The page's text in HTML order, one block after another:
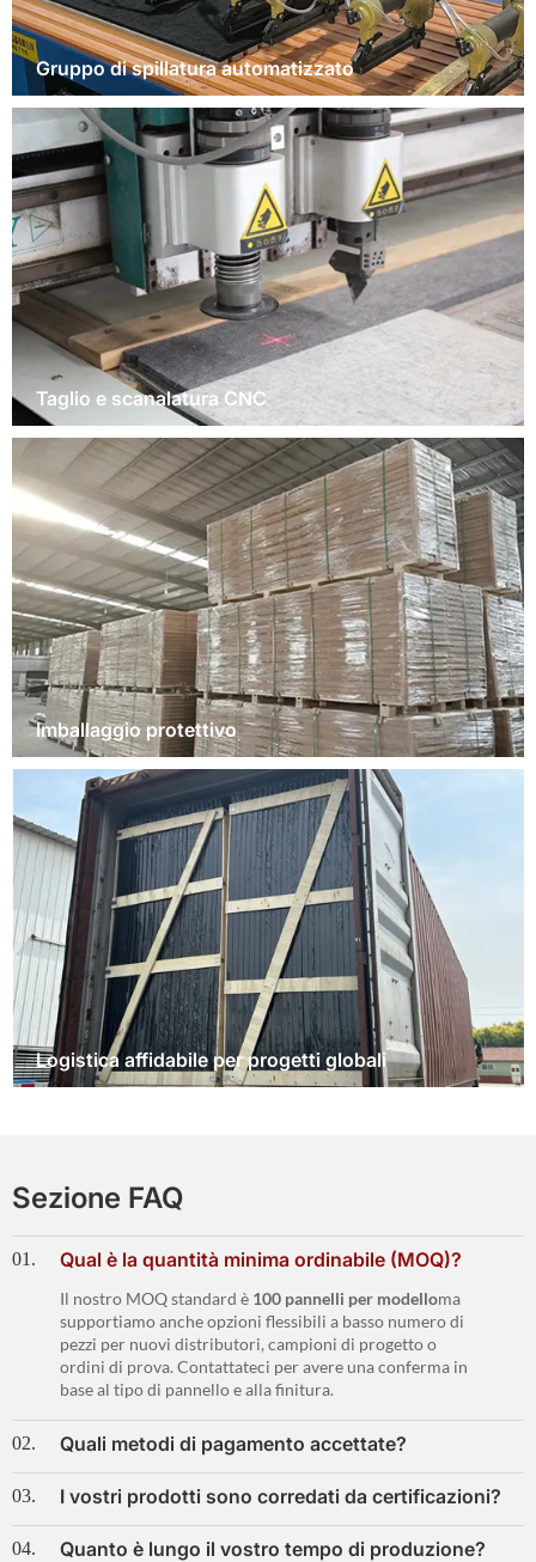
Gruppo di spillatura automatizzato
Taglio e scanalatura CNC
Imballaggio protettivo
Logistica affidabile per progetti globali
Sezione FAQ
01. Qual è la quantità minima ordinabile (MOQ)?
Il nostro MOQ standard è 100 pannelli per modelloma
supportiamo anche opzioni flessibili a basso numero di
pezzi per nuovi distributori, campioni di progetto o
ordini di prova. Contattateci per avere una conferma in
base al tipo di pannello e alla finitura.
02. Quali metodi di pagamento accettate?
03. I vostri prodotti sono corredati da certificazioni?
04. Quanto è lungo il vostro tempo di produzione?